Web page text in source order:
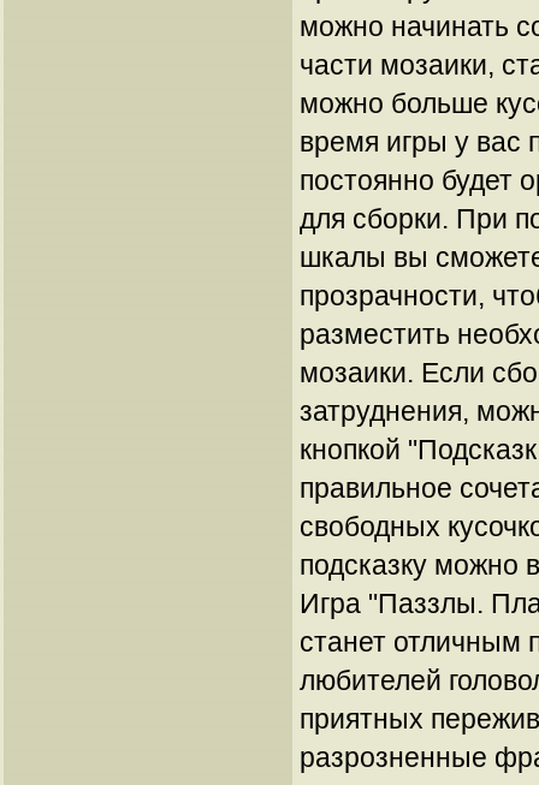
можно начинать
части мозаики,
можно больше
время игры у вас
постоянно будет
для сборки. При
шкалы вы
прозрачности,
разместить
мозаики. Если
затруднения,
кнопкой
правильное
свободных
подсказку можно
Игра "Паззлы.
станет отличным
любителей
приятных
разрозненные